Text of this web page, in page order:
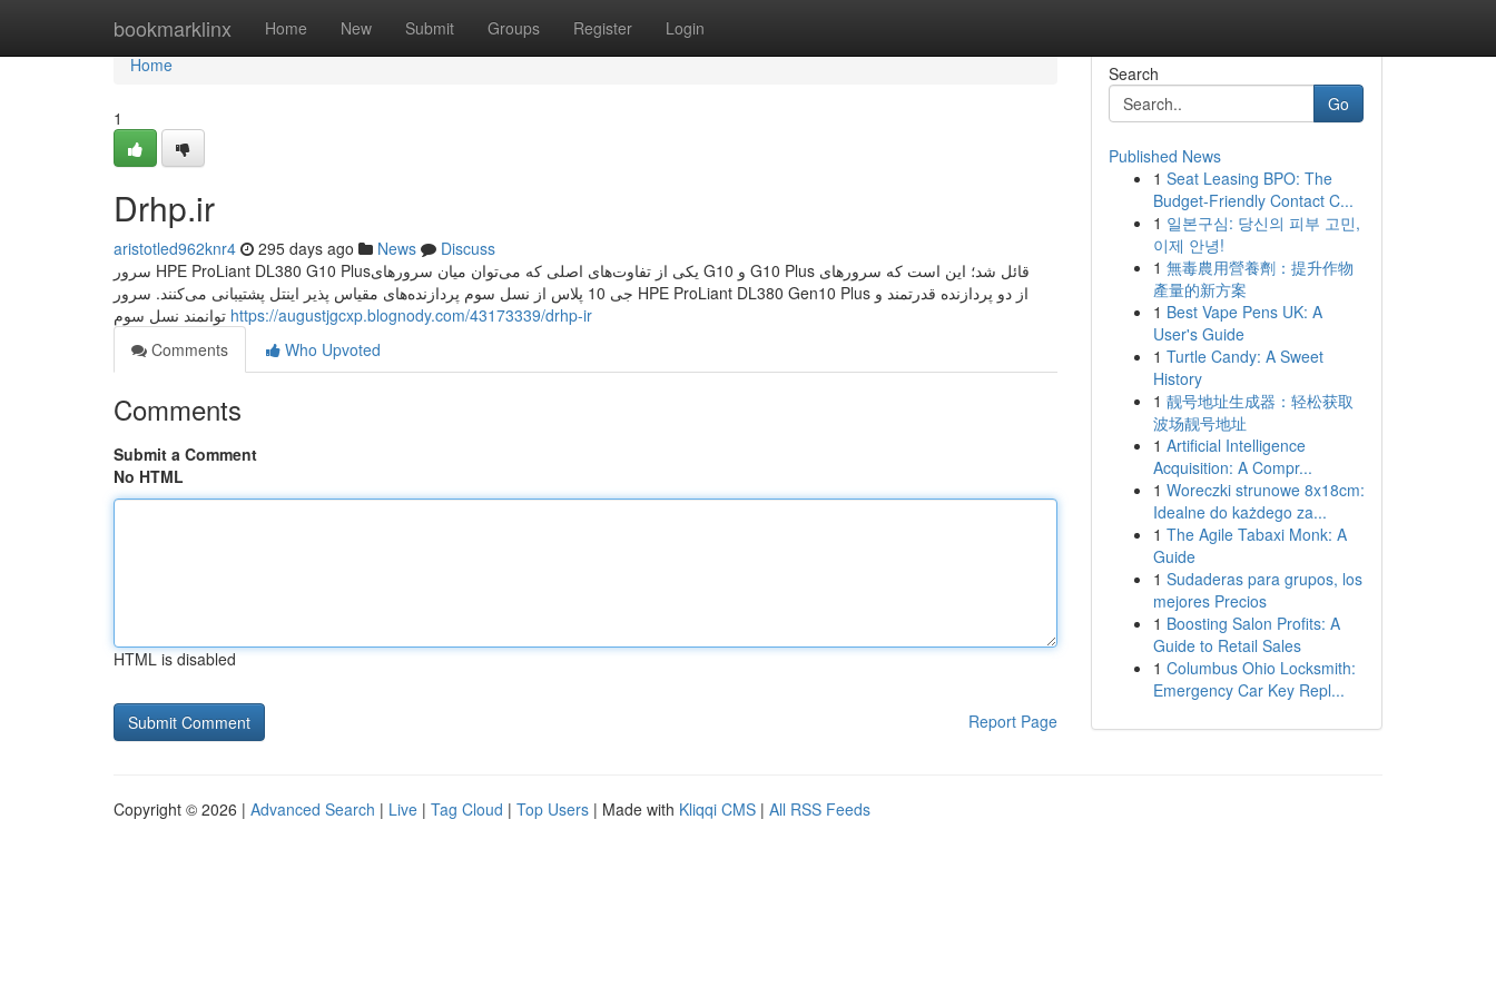
bookmarklinx Home New Submit Groups Register Login
Home
Home
1
Drhp.ir
aristotled962knr4 295 days ago News
Discuss
سرور HPE ProLiant DL380 G10 Plusیکی از تفاوت‌های اصلی که می‌توان میان سرورهای G10 و G10 Plus قائل شد؛ این است که سرورهای
جی 10 پلاس از نسل سوم پردازنده‌های مقیاس پذیر اینتل پشتیبانی می‌کنند. سرور HPE ProLiant DL380 Gen10 Plus از دو پردازنده قدرتمند و
https://augustjgcxp.blognody.com/43173339/drhp-ir
Comments
Who Upvoted
Comments
Submit a Comment
No HTML
HTML is disabled
Report Page
Search
Go
Published News
1 Seat Leasing BPO: The
Budget-Friendly Contact C...
1 일본구심: 당신의 피부 고민,
이제 안녕!
1 無毒農用營養劑：提升作物
產量的新方案
1 Best Vape Pens UK: A
User's Guide
1 Turtle Candy: A Sweet
History
1 靓号地址生成器：轻松获取
波场靓号地址
1 Artificial Intelligence
Acquisition: A Compr...
1 Woreczki strunowe 8x18cm:
Idealne do każdego za...
1 The Agile Tabaxi Monk: A
Guide
1 Sudaderas para grupos, los
mejores Precios
1 Boosting Salon Profits: A
Guide to Retail Sales
1 Columbus Ohio Locksmith:
Emergency Car Key Repl...
Copyright © 2026 | Advanced Search | Live | Tag Cloud | Top Users | Made with Kliqqi CMS | All RSS Feeds